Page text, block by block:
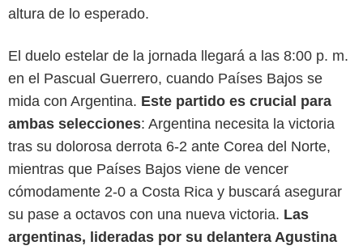
altura de lo esperado.
El duelo estelar de la jornada llegará a las 8:00 p. m.
en el Pascual Guerrero, cuando Países Bajos se
mida con Argentina. Este partido es crucial para
ambas selecciones: Argentina necesita la victoria
tras su dolorosa derrota 6-2 ante Corea del Norte,
mientras que Países Bajos viene de vencer
cómodamente 2-0 a Costa Rica y buscará asegurar
su pase a octavos con una nueva victoria. Las
argentinas, lideradas por su delantera Agustina